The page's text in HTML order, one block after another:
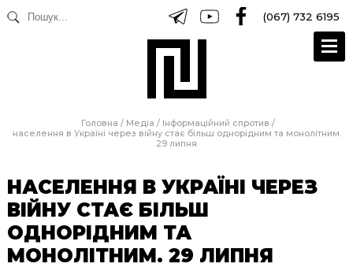
(067) 732 6195
Головна / Медіа / Інформаційний спротив /
населення в Україні через війну стає більш однорідним та монолітним.
29 липня
НАСЕЛЕННЯ В УКРАЇНІ ЧЕРЕЗ
ВІЙНУ СТАЄ БІЛЬШ
ОДНОРІДНИМ ТА
МОНОЛІТНИМ. 29 ЛИПНЯ